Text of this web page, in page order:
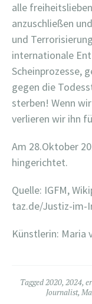
alle
anzuschließen
und
internationale
Scheinprozesse,
gegen die
sterben! Wenn
verlieren wir ihn
Am 28.Oktober
hingerichtet.
Quelle: IGFM,
taz.de/Justiz-im-
Künstlerin: Maria
Tagged2020, 2024,
Journalist,